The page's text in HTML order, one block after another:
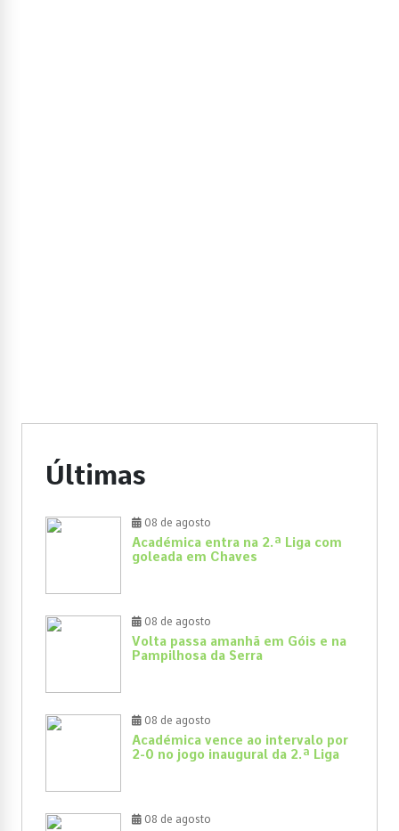
Últimas
08 de agosto
Académica entra na 2.ª Liga com
goleada em Chaves
08 de agosto
Volta passa amanhã em Góis e na
Pampilhosa da Serra
08 de agosto
Académica vence ao intervalo por
2-0 no jogo inaugural da 2.ª Liga
08 de agosto